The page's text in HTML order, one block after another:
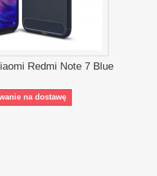
Redmi Note 7 Blue
na dostawę